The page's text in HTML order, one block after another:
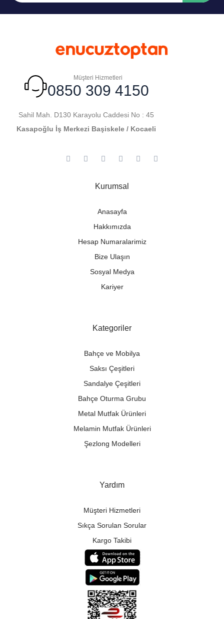
Müşteri Hizmetleri
0850 309 4150
Sahil Mah. D130 Karayolu Caddesi No : 45
Kasapoğlu İş Merkezi Başiskele / Kocaeli
Kurumsal
Anasayfa
Hakkımızda
Hesap Numaralarimiz
Bize Ulaşın
Sosyal Medya
Kariyer
Kategoriler
Bahçe ve Mobilya
Saksı Çeşitleri
Sandalye Çeşitleri
Bahçe Oturma Grubu
Metal Mutfak Ürünleri
Melamin Mutfak Ürünleri
Şezlong Modelleri
Yardım
Müşteri Hizmetleri
Sıkça Sorulan Sorular
Kargo Takibi